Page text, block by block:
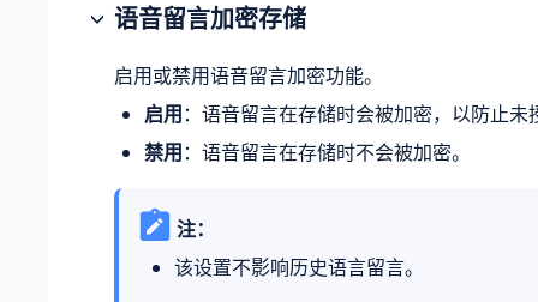
语音留言加密存储
启用或禁用语音留言加密功能。
启用：语音留言在存储时会被加密，以防止未
禁用：语音留言在存储时不会被加密。
注：
该设置不影响历史语言留言。